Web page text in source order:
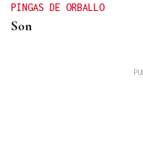
PINGAS DE ORBALLO
Son